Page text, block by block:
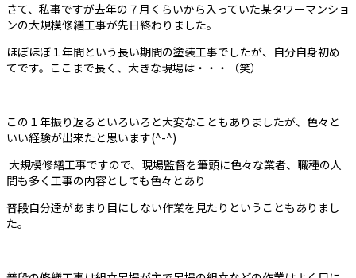
さて、私事ですが去年の７月くらいから入っていた某タワーマンショ
ンの大規模修繕工事が先日終わりました。
ほぼほぼ１年間という長い期間の塗装工事でしたが、自分自身初め
てです。ここまで長く、大きな現場は・・・（笑）
この１年振り返るといろいろと大変なこともありましたが、色々と
いい経験が出来たと思います(^-^)
大規模修繕工事ですので、現場監督を筆頭に色々な業者、職種の人
間も多く工事の内容としても色々とあり
普段自分達があまり目にしない作業を見たりということもありまし
た。